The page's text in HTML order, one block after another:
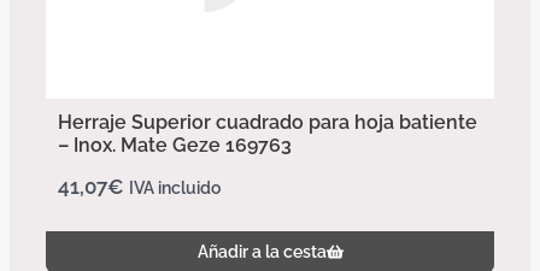
Herraje Superior cuadrado para hoja batiente
– Inox. Mate Geze 169763
41,07€ IVA incluido
Añadir a la cesta